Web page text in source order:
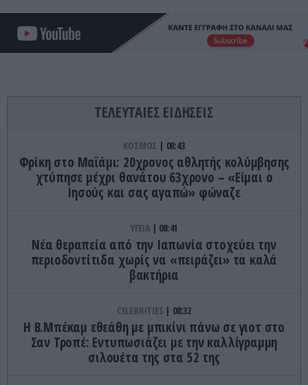
ΤΕΛΕΥΤΑΙΕΣ ΕΙΔΗΣΕΙΣ
ΚΟΣΜΟΣ 08:43
Φρίκη στο Μαϊάμι: 20χρονος αθλητής κολύμβησης
χτύπησε μέχρι θανάτου 63χρονο – «Είμαι ο
Ιησούς και σας αγαπώ» φώναζε
ΥΓΕΙΑ 08:41
Νέα θεραπεία από την Ιαπωνία στοχεύει την
περιοδοντίτιδα χωρίς να «πειράζει» τα καλά
βακτήρια
CELEBRITIES 08:32
Η Β.Μπέκαμ εθεάθη με μπικίνι πάνω σε γιοτ στο
Σαν Τροπέ: Εντυπωσιάζει με την καλλίγραμμη
σιλουέτα της στα 52 της